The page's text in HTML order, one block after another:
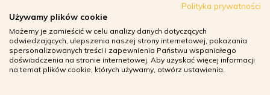
Adresy sklepów stacjonarnych
Godziny otwarcia sklepów
Aplikacja zoozone.pl
Zwroty i reklamacje
Polityka prywatności
Używamy plików cookie
Możemy je zamieścić w celu analizy danych dotyczących
odwiedzających, ulepszenia naszej strony internetowej, pokazania
spersonalizowanych treści i zapewnienia Państwu wspaniałego
doświadczenia na stronie internetowej. Aby uzyskać więcej informacji
na temat plików cookie, których używamy, otwórz ustawienia.